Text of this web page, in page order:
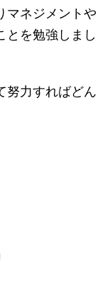
マネジメントや
とを勉強しまし
努力すればどん